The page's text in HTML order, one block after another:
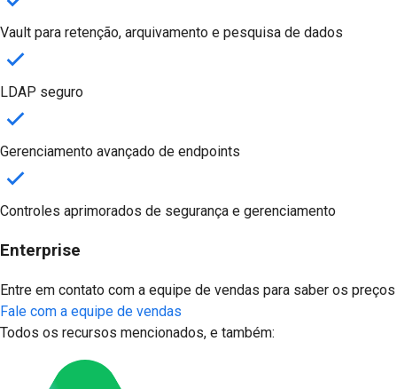
Vault para retenção, arquivamento e pesquisa de dados
LDAP seguro
Gerenciamento avançado de endpoints
Controles aprimorados de segurança e gerenciamento
Enterprise
Entre em contato com a equipe de vendas para saber os preços
Fale com a equipe de vendas
Todos os recursos mencionados, e também: